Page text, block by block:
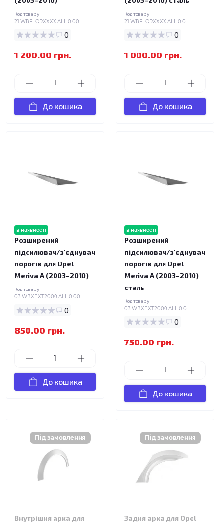
Код товару:
21.WBFLORXXXX.ALL.0.00
0
1 200.00 грн.
До кошика
Код товару:
21.WBFLORXXXX.ALL.0.0
0
1 000.00 грн.
До кошика
в наявності
Розширений
підсилювач/з'єднувач
порогів для Opel
Meriva A (2003–2010)
Код товару:
03.WBXEXT2000.ALL.0.00
0
850.00 грн.
До кошика
в наявності
Розширений
підсилювач/з'єднувач
порогів для Opel
Meriva A (2003–2010)
сталь
Код товару:
03.WBXEXT2000.ALL.0.0
0
750.00 грн.
До кошика
Внутрішня арка для
Задня арка для Opel